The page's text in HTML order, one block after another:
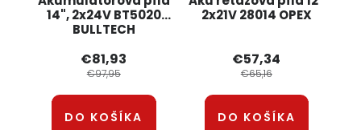
14", 2x24V BT5020
BULLTECH
€81,93
€97,95
DO KOŠÍKA
2x21V 28014 OPEX
€57,34
€65,16
DO KOŠÍKA